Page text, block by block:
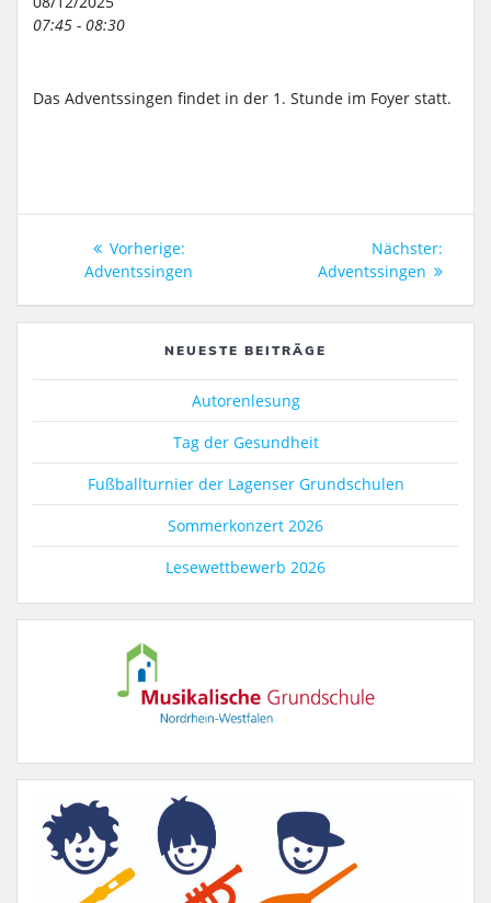
07:45 - 08:30
Das Adventssingen findet in der 1. Stunde im Foyer statt.
Beitragsnavigation
Vorherige:Vorheriger
Beitrag:
Adventssingen
Nächster:
Adventssingen
NEUESTE BEITRÄGE
Autorenlesung
Tag der Gesundheit
Fußballturnier der Lagenser Grundschulen
Sommerkonzert 2026
Lesewettbewerb 2026